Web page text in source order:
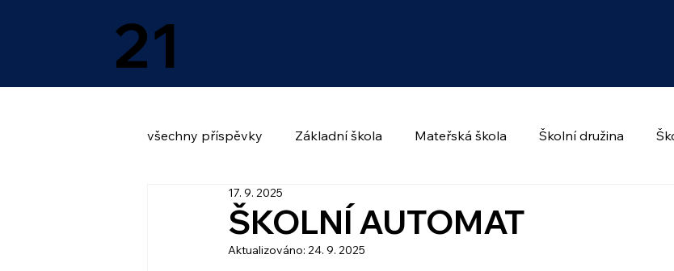
21
všechny příspěvky Základní škola Mateřská škola Školní družina
ŠKOLNÍ AUTOMAT
17. 9. 2025
Aktualizováno: 24. 9. 2025